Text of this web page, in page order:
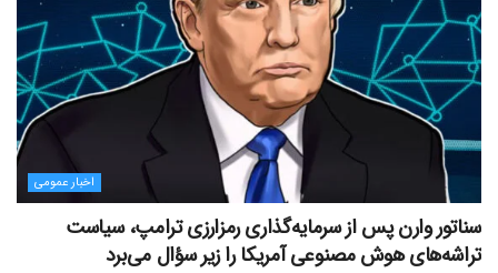
اخبار عمومی
سناتور وارن پس از سرمایه‌گذاری رمزارزی ترامپ، سیاست
تراشه‌های هوش مصنوعی آمریکا را زیر سؤال می‌برد